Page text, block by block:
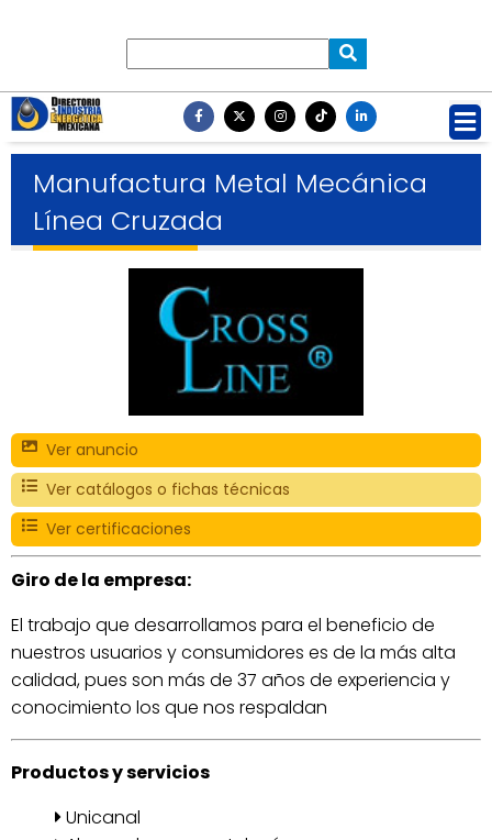
Manufactura Metal Mecánica
Línea Cruzada
Ver anuncio
Ver catálogos o fichas técnicas
Ver certificaciones
Giro de la empresa:
El trabajo que desarrollamos para el beneficio de
nuestros usuarios y consumidores es de la más alta
calidad, pues son más de 37 años de experiencia y
conocimiento los que nos respaldan
Productos y servicios
Unicanal